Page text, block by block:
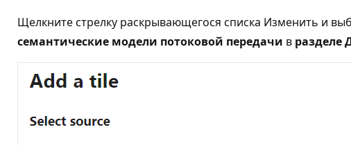
Щелкните стрелку раскрывающегося списка Изменить и
семантические модели потоковой передачи в разделе